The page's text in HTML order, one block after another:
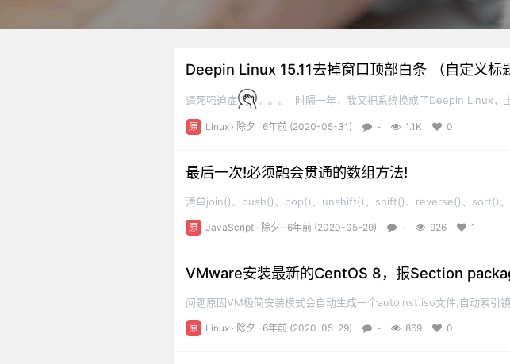
Deepin Linux 15.11去掉窗口顶部白条 （自定义标
逼死强迫症
。。。 时隔一年，我又把系统换成了Deepin Linux，
出来一些奇奇怪怪的报错，搞不定才被劝退的当时觉得一个前端开发还
原 Linux · 除夕 · 6年前 (2020-05-31) - 1.1K 0
最后一次!必须融会贯通的数组方法!
清单join()、push()、pop()、unshift()、shift()、reverse()、sort()、
slice()、splice()、indexOf()、lastIndexOf()、every()、some()、
原 JavaScript · 除夕 · 6年前 (2020-05-29) - 926 1
问题原因VM极简安装模式会自动生成一个autoinst.iso文件,自动索引
时没有正确读到我们的镜像文件具体操作将这个autoinst.iso文件删掉或
原 Linux · 除夕 · 6年前 (2020-05-29) - 869 0